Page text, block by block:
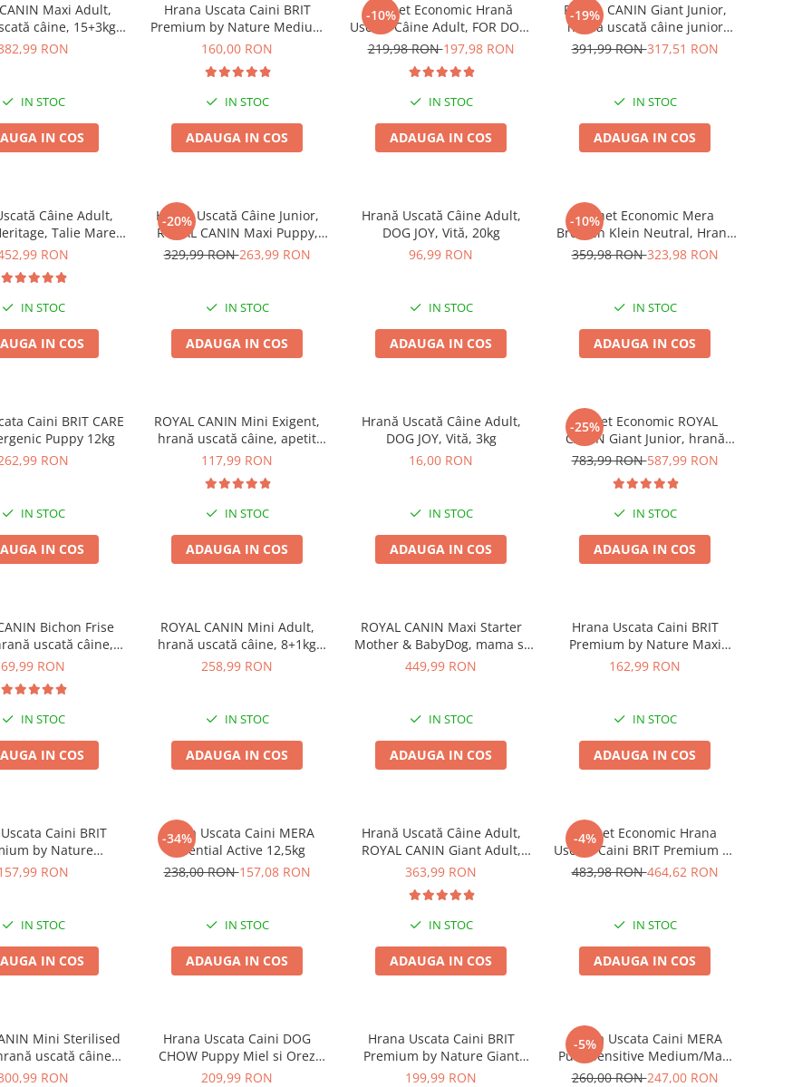
Maxi Adult,
câine, 15+3kg
CADOURON
IN STOC
IN COS
Hrana Uscata Caini BRIT
Premium by Nature Medium
Adult 15kg
160,00 RON
IN STOC
ADAUGA IN COS
-10%
Pachet Economic Hrană
Uscată Câine Adult, FOR DOG,
Talie Mică, Pasăre, 10kg
219,98 RON197,98 RON
IN STOC
ADAUGA IN COS
-19%
ROYAL CANIN Giant Junior,
hrană uscată câine junior
etapa 2 de crestere, 15kg
391,99 RON317,51 RON
IN STOC
ADAUGA IN COS
Câine Adult,
Talie Mare,
17kgRON
IN STOC
IN COS
-20%
Hrană Uscată Câine Junior,
ROYAL CANIN Maxi Puppy,
12kg
329,99 RON263,99 RON
IN STOC
ADAUGA IN COS
Hrană Uscată Câine Adult,
DOG JOY, Vită, 20kg
96,99 RON
IN STOC
ADAUGA IN COS
-10%
Pachet Economic Mera
Brocken Klein Neutral, Hrană
Uscată Câine Adult, Pui,
359,98 RON323,98 RON
IN STOC
ADAUGA IN COS
Caini BRIT CARE
Puppy 12kg
RON
IN STOC
IN COS
ROYAL CANIN Mini Exigent,
hrană uscată câine, apetit
capricios, 3kg
117,99 RON
IN STOC
ADAUGA IN COS
Hrană Uscată Câine Adult,
DOG JOY, Vită, 3kg
16,00 RON
IN STOC
ADAUGA IN COS
-25%
Pachet Economic ROYAL
CANIN Giant Junior, hrană
uscată câine junior etapa 2 de
783,99 RON587,99 RON
IN STOC
ADAUGA IN COS
Bichon Frise
uscată câine,
1,5kg
69,99 RON
IN STOC
IN COS
ROYAL CANIN Mini Adult,
hrană uscată câine, 8+1kg
CADOU
258,99 RON
IN STOC
ADAUGA IN COS
ROYAL CANIN Maxi Starter
Mother & BabyDog, mama si
puiul, hrană uscată câine,
449,99 RON
IN STOC
ADAUGA IN COS
Hrana Uscata Caini BRIT
Premium by Nature Maxi
Adult 15kg
162,99 RON
IN STOC
ADAUGA IN COS
Caini BRIT
by Nature
Senior 15kg
RON
IN STOC
IN COS
-34%
Hrana Uscata Caini MERA
Essential Active 12,5kg
238,00 RON157,08 RON
IN STOC
ADAUGA IN COS
Hrană Uscată Câine Adult,
ROYAL CANIN Giant Adult,
15+3kg CADOU
363,99 RON
IN STOC
ADAUGA IN COS
-4%
Pachet Economic Hrana
Uscata Caini BRIT Premium by
Nature Sensitive Miel si Orez
483,98 RON464,62 RON
IN STOC
ADAUGA IN COS
Mini Sterilised
uscată câine
8kg
RON
Hrana Uscata Caini DOG
CHOW Puppy Miel si Orez
14kg
209,99 RON
Hrana Uscata Caini BRIT
Premium by Nature Giant
Junior 15kg
199,99 RON
-5%
Hrana Uscata Caini MERA
Pure Sensitive Medium/Maxi
Adult Curcan si Orez 12,5kg
260,00 RON247,00 RON